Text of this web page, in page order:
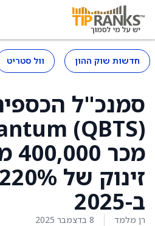
חדשות שוק ההון וול סטריט
(QBTS)
ב-2025
רן מלמד 8 בדצמבר 2025